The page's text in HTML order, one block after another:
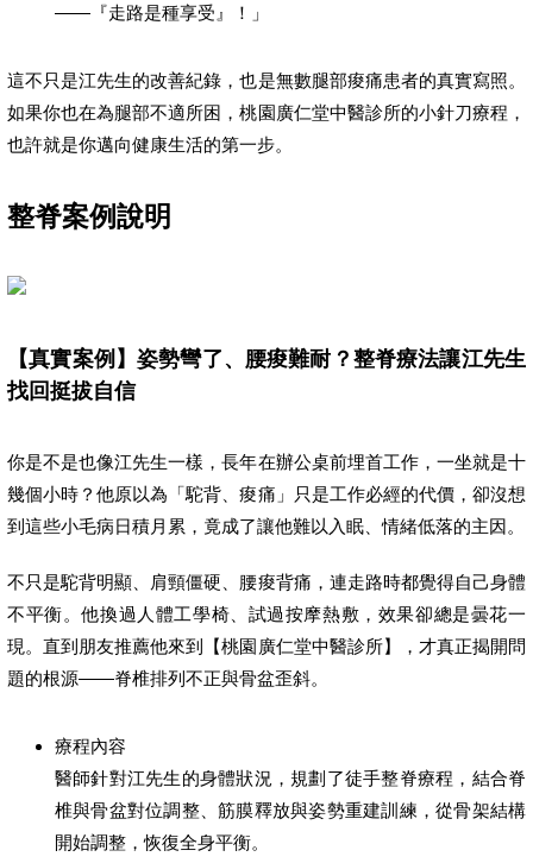
——『走路是種享受』！」
這不只是江先生的改善紀錄，也是無數腿部痠痛患者的真實寫照。
如果你也在為腿部不適所困，桃園廣仁堂中醫診所的小針刀療程，
也許就是你邁向健康生活的第一步。
整脊案例說明
【真實案例】姿勢彎了、腰痠難耐？整脊療法讓江先生
找回挺拔自信
你是不是也像江先生一樣，長年在辦公桌前埋首工作，一坐就是十
幾個小時？他原以為「駝背、痠痛」只是工作必經的代價，卻沒想
到這些小毛病日積月累，竟成了讓他難以入眠、情緒低落的主因。
不只是駝背明顯、肩頸僵硬、腰痠背痛，連走路時都覺得自己身體
不平衡。他換過人體工學椅、試過按摩熱敷，效果卻總是曇花一
現。直到朋友推薦他來到【桃園廣仁堂中醫診所】，才真正揭開問
題的根源——脊椎排列不正與骨盆歪斜。
療程內容
醫師針對江先生的身體狀況，規劃了徒手整脊療程，結合脊
椎與骨盆對位調整、筋膜釋放與姿勢重建訓練，從骨架結構
開始調整，恢復全身平衡。